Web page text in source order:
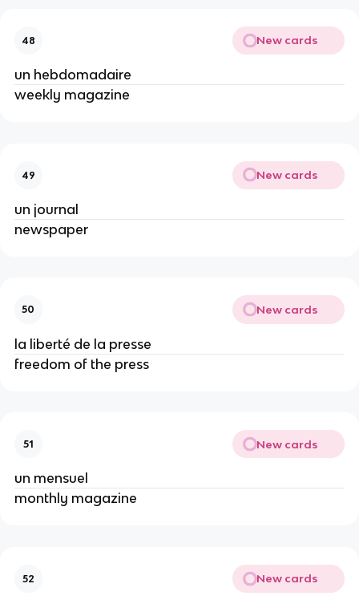
48 New cards
un hebdomadaire
weekly magazine
49 New cards
un journal
newspaper
50 New cards
la liberté de la presse
freedom of the press
51 New cards
un mensuel
monthly magazine
52 New cards